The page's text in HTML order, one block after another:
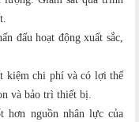
đấu hoạt động xuất sắc,
kiệm chi phí và có lợi thế
và bảo trì thiết bị.
hơn nguồn nhân lực của